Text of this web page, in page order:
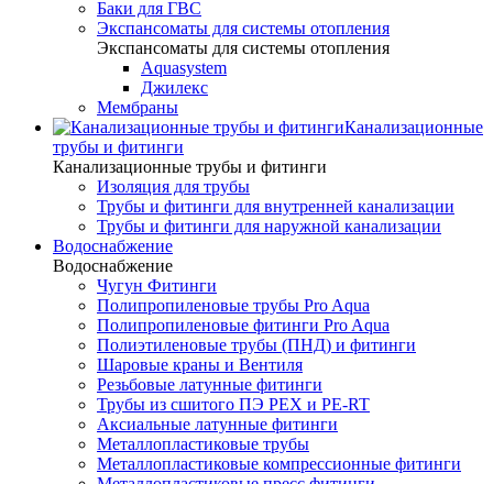
Баки для ГВС
Экспансоматы для системы отопления
Экспансоматы для системы отопления
Aquasystem
Джилекс
Мембраны
Канализационные
трубы и фитинги
Канализационные трубы и фитинги
Изоляция для трубы
Трубы и фитинги для внутренней канализации
Трубы и фитинги для наружной канализации
Водоснабжение
Водоснабжение
Чугун Фитинги
Полипропиленовые трубы Pro Aqua
Полипропиленовые фитинги Pro Aqua
Полиэтиленовые трубы (ПНД) и фитинги
Шаровые краны и Вентиля
Резьбовые латунные фитинги
Трубы из сшитого ПЭ PEX и PE-RT
Аксиальные латунные фитинги
Металлопластиковые трубы
Металлопластиковые компрессионные фитинги